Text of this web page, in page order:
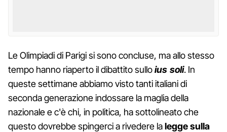
Le Olimpiadi di Parigi si sono concluse, ma allo stesso
tempo hanno riaperto il dibattito sulloius soli. In
queste settimane abbiamo visto tanti italiani di
seconda generazione indossare la maglia della
nazionale e c'è chi, in politica, ha sottolineato che
questo dovrebbe spingerci a rivedere lalegge sulla